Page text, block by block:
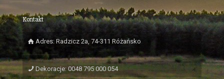
Kontakt
Adres: Radzicz 2a, 74-311 Różańsko
Dekoracje: 0048 795 000 054